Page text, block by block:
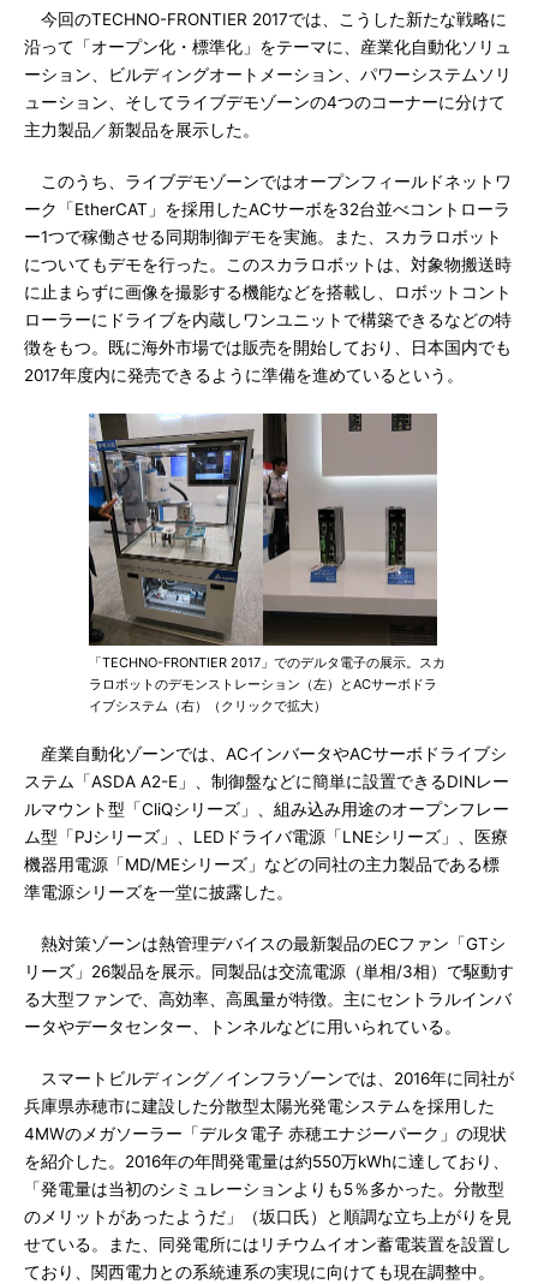
今回のTECHNO-FRONTIER 2017では、こうした新たな戦略に
沿って「オープン化・標準化」をテーマに、産業化自動化ソリュ
ーション、ビルディングオートメーション、パワーシステムソリ
ューション、そしてライブデモゾーンの4つのコーナーに分けて
主力製品／新製品を展示した。
このうち、ライブデモゾーンではオープンフィールドネットワ
ーク「EtherCAT」を採用したACサーボを32台並べコントローラ
ー1つで稼働させる同期制御デモを実施。また、スカラロボット
についてもデモを行った。このスカラロボットは、対象物搬送時
に止まらずに画像を撮影する機能などを搭載し、ロボットコント
ローラーにドライブを内蔵しワンユニットで構築できるなどの特
徴をもつ。既に海外市場では販売を開始しており、日本国内でも
2017年度内に発売できるように準備を進めているという。
「TECHNO-FRONTIER 2017」でのデルタ電子の展示。スカ
ラロボットのデモンストレーション（左）とACサーボドラ
イブシステム（右）（クリックで拡大）
産業自動化ゾーンでは、ACインバータやACサーボドライブシ
ステム「ASDA A2-E」、制御盤などに簡単に設置できるDINレー
ルマウント型「CliQシリーズ」、組み込み用途のオープンフレー
ム型「PJシリーズ」、LEDドライバ電源「LNEシリーズ」、医療
機器用電源「MD/MEシリーズ」などの同社の主力製品である標
準電源シリーズを一堂に披露した。
熱対策ゾーンは熱管理デバイスの最新製品のECファン「GTシ
リーズ」26製品を展示。同製品は交流電源（単相/3相）で駆動す
る大型ファンで、高効率、高風量が特徴。主にセントラルインバ
ータやデータセンター、トンネルなどに用いられている。
スマートビルディング／インフラゾーンでは、2016年に同社が
兵庫県赤穂市に建設した分散型太陽光発電システムを採用した
4MWのメガソーラー「デルタ電子 赤穂エナジーパーク」の現状
を紹介した。2016年の年間発電量は約550万kWhに達しており、
「発電量は当初のシミュレーションよりも5％多かった。分散型
のメリットがあったようだ」（坂口氏）と順調な立ち上がりを見
せている。また、同発電所にはリチウムイオン蓄電装置を設置し
ており、関西電力との系統連系の実現に向けても現在調整中。